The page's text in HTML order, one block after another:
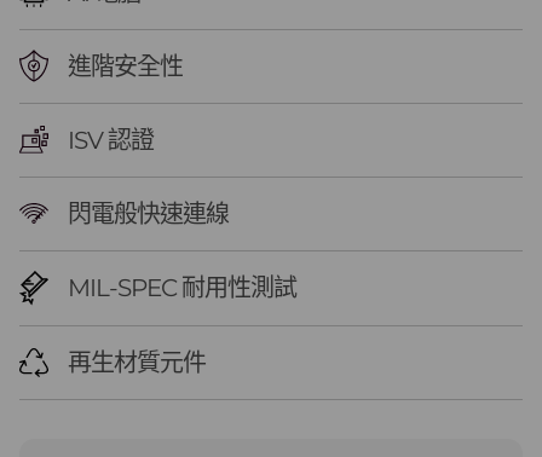
M
o
b
e
W
o
進階安全性
ISV 認證
閃電般快速連線
MIL-SPEC 耐用性測試
再生材質元件